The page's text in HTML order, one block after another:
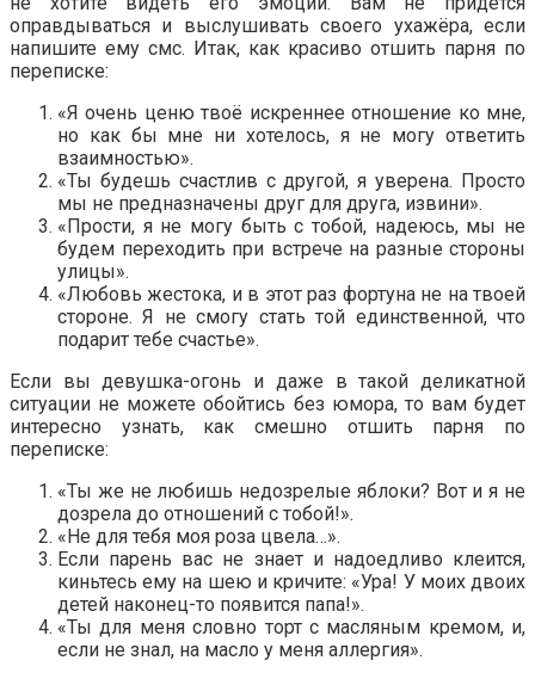
оправдываться и выслушивать своего ухажёра, если
напишите ему смс. Итак, как красиво отшить парня по
переписке:
«Я очень ценю твоё искреннее отношение ко мне,
но как бы мне ни хотелось, я не могу ответить
взаимностью».
«Ты будешь счастлив с другой, я уверена. Просто
мы не предназначены друг для друга, извини».
«Прости, я не могу быть с тобой, надеюсь, мы не
будем переходить при встрече на разные стороны
улицы».
«Любовь жестока, и в этот раз фортуна не на твоей
стороне. Я не смогу стать той единственной, что
подарит тебе счастье».
Если вы девушка-огонь и даже в такой деликатной
ситуации не можете обойтись без юмора, то вам будет
интересно узнать, как смешно отшить парня по
переписке:
«Ты же не любишь недозрелые яблоки? Вот и я не
дозрела до отношений с тобой!».
«Не для тебя моя роза цвела…».
Если парень вас не знает и надоедливо клеится,
киньтесь ему на шею и кричите: «Ура! У моих двоих
детей наконец-то появится папа!».
«Ты для меня словно торт с масляным кремом, и,
если не знал, на масло у меня аллергия».